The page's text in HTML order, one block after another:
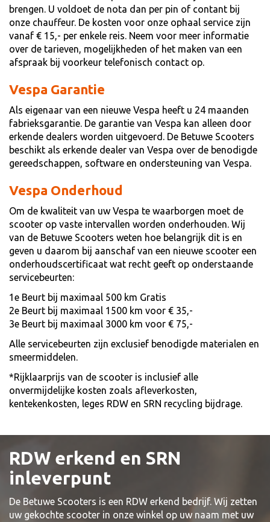
brengen. U voldoet de nota dan per pin of contant bij
onze chauffeur. De kosten voor onze ophaal service zijn
vanaf € 15,- per enkele reis. Neem voor meer informatie
over de tarieven, mogelijkheden of het maken van een
afspraak bij voorkeur telefonisch contact op.
Vespa Garantie
Als eigenaar van een nieuwe Vespa heeft u 24 maanden
fabrieksgarantie. De garantie van Vespa kan alleen door
erkende dealers worden uitgevoerd. De Betuwe Scooters
beschikt als erkende dealer van Vespa over de benodigde
gereedschappen, software en ondersteuning van Vespa.
Vespa Onderhoud
Om de kwaliteit van uw Vespa te waarborgen moet de
scooter op vaste intervallen worden onderhouden. Wij
van de Betuwe Scooters weten hoe belangrijk dit is en
geven u daarom bij aanschaf van een nieuwe scooter een
onderhoudscertificaat wat recht geeft op onderstaande
servicebeurten:
1e Beurt bij maximaal 500 km Gratis
2e Beurt bij maximaal 1500 km voor € 35,-
3e Beurt bij maximaal 3000 km voor € 75,-
Alle servicebeurten zijn exclusief benodigde materialen en
smeermiddelen.
*Rijklaarprijs van de scooter is inclusief alle
onvermijdelijke kosten zoals afleverkosten,
kentekenkosten, leges RDW en SRN recycling bijdrage.
RDW erkend en SRN
inleverpunt
De Betuwe Scooters is een RDW erkend bedrijf. Wij zetten
uw gekochte scooter in onze winkel op uw naam met uw